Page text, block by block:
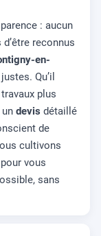
: aucun
reconnus
en-
Qu’il
plus
devis détaillé
de
cultivons
vous
sans